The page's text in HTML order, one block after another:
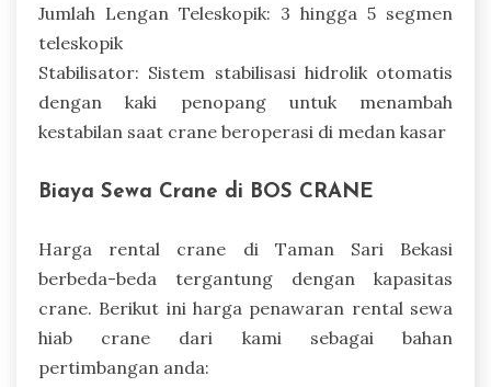
Jumlah Lengan Teleskopik: 3 hingga 5 segmen
teleskopik
Stabilisator: Sistem stabilisasi hidrolik otomatis
dengan kaki penopang untuk menambah
kestabilan saat crane beroperasi di medan kasar
Biaya Sewa Crane di BOS CRANE
Harga rental crane di Taman Sari Bekasi
berbeda-beda tergantung dengan kapasitas
crane. Berikut ini harga penawaran rental sewa
hiab crane dari kami sebagai bahan
pertimbangan anda: